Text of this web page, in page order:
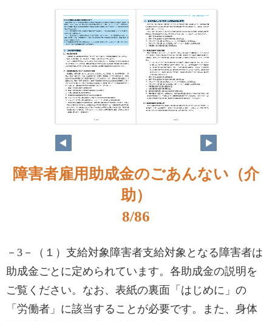
障害者雇用助成金のごあんない（介
助）
8/86
－3－（１）支給対象障害者支給対象となる障害者は
助成金ごとに定められています。各助成金の説明を
ご覧ください。なお、表紙の裏面「はじめに」の
「労働者」に該当することが必要です。また、身体